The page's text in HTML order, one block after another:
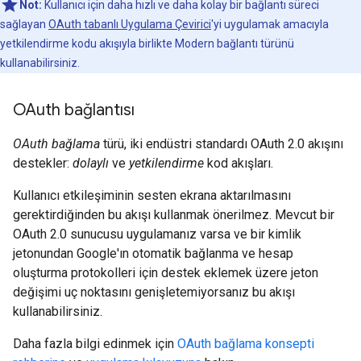
Not: Kullanıcı için daha hızlı ve daha kolay bir bağlantı süreci
sağlayan OAuth tabanlı Uygulama Çevirici'yi uygulamak amacıyla
yetkilendirme kodu akışıyla birlikte Modern bağlantı türünü
kullanabilirsiniz.
OAuth bağlantısı
OAuth bağlama türü, iki endüstri standardı OAuth 2.0 akışını
destekler: dolaylı ve yetkilendirme kod akışları.
Kullanıcı etkileşiminin sesten ekrana aktarılmasını
gerektirdiğinden bu akışı kullanmak önerilmez. Mevcut bir
OAuth 2.0 sunucusu uygulamanız varsa ve bir kimlik
jetonundan Google'ın otomatik bağlanma ve hesap
oluşturma protokolleri için destek eklemek üzere jeton
değişimi uç noktasını genişletemiyorsanız bu akışı
kullanabilirsiniz.
Daha fazla bilgi edinmek için OAuth bağlama konsepti